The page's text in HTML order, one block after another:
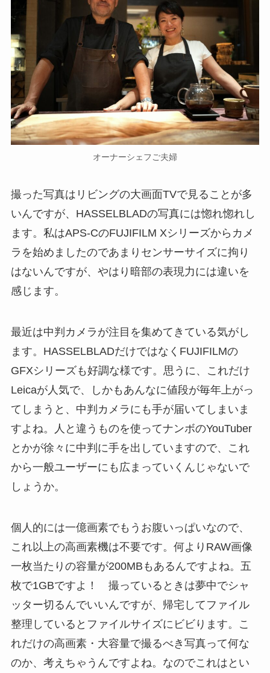
オーナーシェフご夫婦
撮った写真はリビングの大画面TVで見ることが多
いんですが、HASSELBLADの写真には惚れ惚れし
ます。私はAPS-CのFUJIFILM Xシリーズからカメ
ラを始めましたのであまりセンサーサイズに拘り
はないんですが、やはり暗部の表現力には違いを
感じます。
最近は中判カメラが注目を集めてきている気がし
ます。HASSELBLADだけではなくFUJIFILMの
GFXシリーズも好調な様です。思うに、これだけ
Leicaが人気で、しかもあんなに値段が毎年上がっ
てしまうと、中判カメラにも手が届いてしまいま
すよね。人と違うものを使ってナンボのYouTuber
とかが徐々に中判に手を出していますので、これ
から一般ユーザーにも広まっていくんじゃないで
しょうか。
個人的には一億画素でもうお腹いっぱいなので、
これ以上の高画素機は不要です。何よりRAW画像
一枚当たりの容量が200MBもあるんですよね。五
枚で1GBですよ！ 撮っているときは夢中でシャ
ッター切るんでいいんですが、帰宅してファイル
整理しているとファイルサイズにビビります。こ
れだけの高画素・大容量で撮るべき写真って何な
のか、考えちゃうんですよね。なのでこれはとい